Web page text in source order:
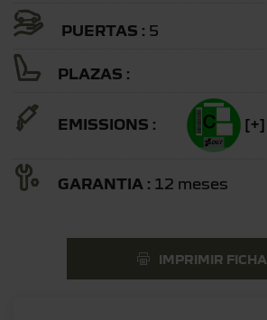
PUERTAS : 5
PLAZAS :
EMISSIONS : [+]
GARANTIA : 12 meses
IMPRIMIR FICHA